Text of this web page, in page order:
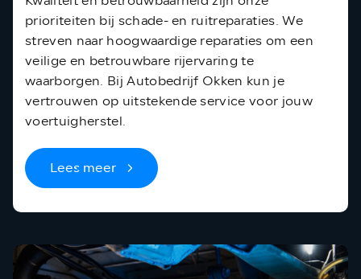
prioriteiten bij schade- en ruitreparaties. We
streven naar hoogwaardige reparaties om een
veilige en betrouwbare rijervaring te
waarborgen. Bij Autobedrijf Okken kun je
vertrouwen op uitstekende service voor jouw
voertuigherstel.
Lees meer